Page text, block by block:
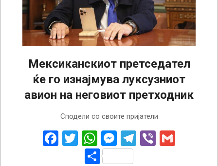
Мексиканскиот претседател
ќе го изнајмува луксузниот
авион на неговиот претходник
Сподели со своите пријатели
Facebook
Twitter
WhatsApp
Messenger
Telegram
Viber
Share